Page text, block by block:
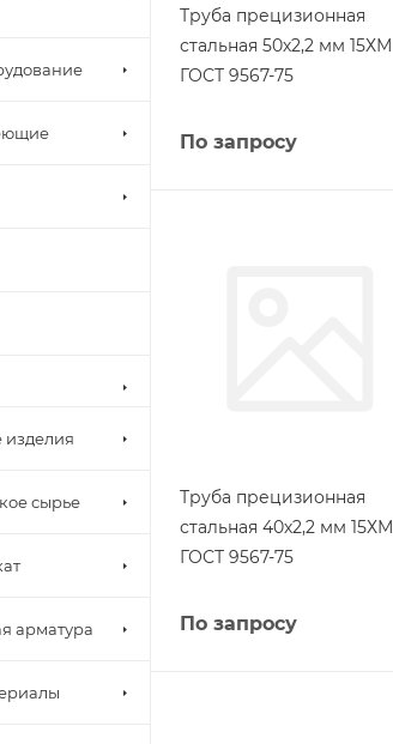
Труба прецизионная
стальная 50х2,2 мм 15ХМ
ГОСТ 9567-75
По запросу
Труба прецизионная
стальная 40х2,2 мм 15ХМ
ГОСТ 9567-75
По запросу
изделия
сырье
арматура